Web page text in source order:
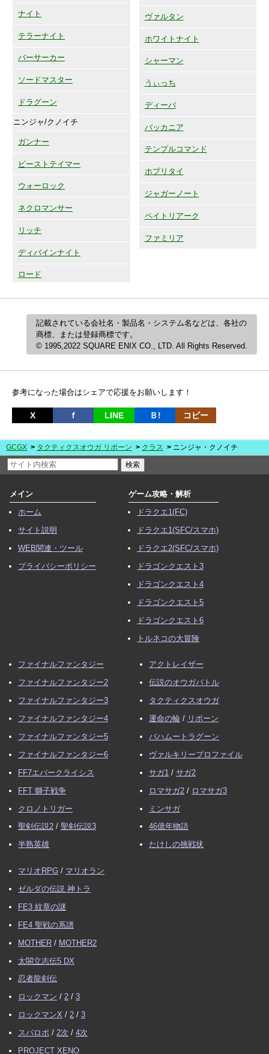
ナイト
テラーナイト
バーサーカー
ソードマスター
ドラグーン
ニンジャ/クノイチ
ガンナー
ビーストテイマー
ウォーロック
ネクロマンサー
リッチ
ディバインナイト
ロード
ヴァルタン
ホワイトナイト
シャーマン
うぃっち
ディーバ
バッカニア
テンプルコマンド
ホプリタイ
ジャガーノート
ペイトリアーク
ファミリア
記載されている会社名・製品名・システム名などは、各社の
商標、または登録商標です。
© 1995,2022 SQUARE ENIX CO., LTD. All Rights Reserved.
参考になった場合はシェアで応援をお願いします！
X ｆ LINE Ｂ! コピー
GCGX タクティクスオウガ リボーン クラス ニンジャ・クノイチ
メイン
ホーム
サイト説明
WEB関連・ツール
プライバシーポリシー
ゲーム攻略・解析
ドラクエ1(FC)
ドラクエ1(SFC/スマホ)
ドラクエ2(SFC/スマホ)
ドラゴンクエスト3
ドラゴンクエスト4
ドラゴンクエスト5
ドラゴンクエスト6
トルネコの大冒険
ファイナルファンタジー
ファイナルファンタジー2
ファイナルファンタジー3
ファイナルファンタジー4
ファイナルファンタジー5
ファイナルファンタジー6
FF7エバークライシス
FFT 獅子戦争
クロノトリガー
聖剣伝説2 / 聖剣伝説3
半熟英雄
アクトレイザー
伝説のオウガバトル
タクティクスオウガ
運命の輪 / リボーン
バハムートラグーン
ヴァルキリープロファイル
サガ1 / サガ2
ロマサガ2 / ロマサガ3
ミンサガ
46億年物語
たけしの挑戦状
マリオRPG / マリオラン
ゼルダの伝説 神トラ
FE3 紋章の謎
FE4 聖戦の系譜
MOTHER / MOTHER2
太閤立志伝5 DX
忍者龍剣伝
ロックマン / 2 / 3
ロックマンX / 2 / 3
スパロボ / 2次 / 4次
PROJECT XENO